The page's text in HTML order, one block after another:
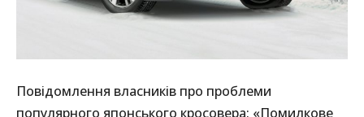
Повідомлення власників про проблеми
популярного японського кросовера: «Помилкове